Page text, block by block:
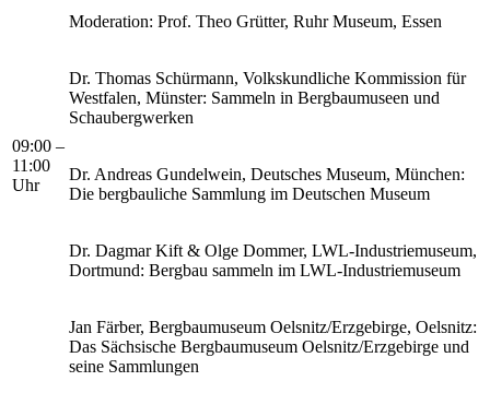
09:00 –
11:00
Uhr
Moderation: Prof. Theo Grütter, Ruhr Museum, Essen
Dr. Thomas Schürmann, Volkskundliche Kommission für
Westfalen, Münster: Sammeln in Bergbaumuseen und
Schaubergwerken
Dr. Andreas Gundelwein, Deutsches Museum, München:
Die bergbauliche Sammlung im Deutschen Museum
Dr. Dagmar Kift & Olge Dommer, LWL-Industriemuseum,
Dortmund: Bergbau sammeln im LWL-Industriemuseum
Jan Färber, Bergbaumuseum Oelsnitz/Erzgebirge, Oelsnitz:
Das Sächsische Bergbaumuseum Oelsnitz/Erzgebirge und
seine Sammlungen